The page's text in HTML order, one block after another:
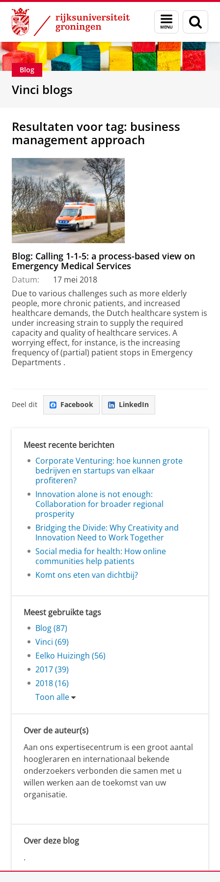
Skip
Content
Skip
Navigation
Menu
en
zoeken
Department of Innovation Management &
Blog
Vinci blogs
Resultaten voor tag: business
management approach
Blog: Calling 1-1-5: a process-based view on
Emergency Medical Services
Datum:
17 mei 2018
Due to various challenges such as more elderly
people, more chronic patients, and increased
healthcare demands, the Dutch healthcare system is
under increasing strain to supply the required
capacity and quality of healthcare services. A
worrying effect, for instance, is the increasing
frequency of (partial) patient stops in Emergency
Departments .
Deel dit Facebook LinkedIn
Meest recente berichten
Corporate Venturing: hoe kunnen grote
bedrijven en startups van elkaar
profiteren?
Innovation alone is not enough:
Collaboration for broader regional
prosperity
Bridging the Divide: Why Creativity and
Innovation Need to Work Together
Social media for health: How online
communities help patients
Komt ons eten van dichtbij?
Meest gebruikte tags
Blog (87)
Vinci (69)
Eelko Huizingh (56)
2017 (39)
2018 (16)
Toon alle
Over de auteur(s)
Aan ons expertisecentrum is een groot aantal
hoogleraren en internationaal bekende
onderzoekers verbonden die samen met u
willen werken aan de toekomst van uw
organisatie.
Over deze blog
.